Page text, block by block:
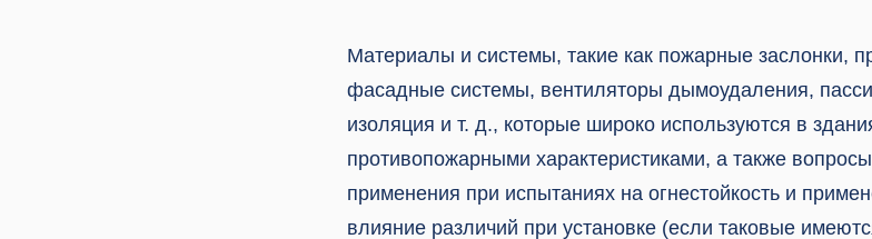
Материалы и системы, такие как пожарные заслонки,
фасадные системы, вентиляторы дымоудаления,
изоляция и т. д., которые широко используются в
противопожарными характеристиками, а также вопросы
применения при испытаниях на огнестойкость и
влияние различий при установке (если таковые